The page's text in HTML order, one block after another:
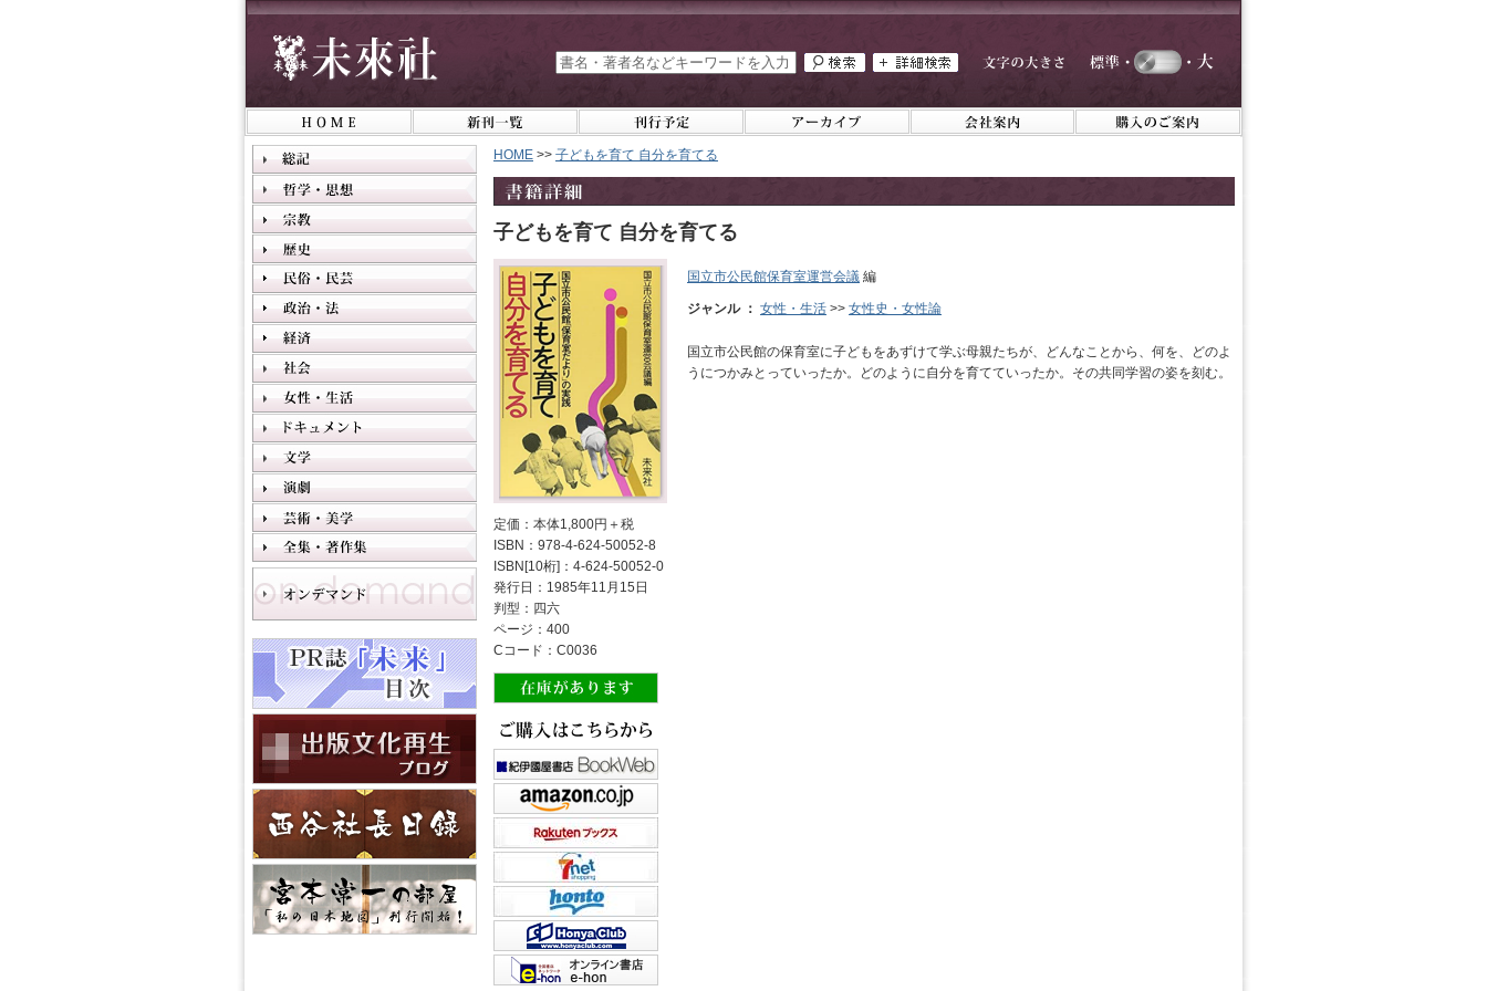
HOME >> 子どもを育て 自分を育てる
子どもを育て 自分を育てる
定価：本体1,800円＋税
ISBN：978-4-624-50052-8
ISBN[10桁]：4-624-50052-0
発行日：1985年11月15日
判型：四六
ページ：400
Cコード：C0036
国立市公民館保育室運営会議 編
ジャンル ： 女性・生活 >> 女性史・女性論
国立市公民館の保育室に子どもをあずけて学ぶ母親たちが、どんなことから、何を、どのよ
うにつかみとっていったか。どのように自分を育てていったか。その共同学習の姿を刻む。